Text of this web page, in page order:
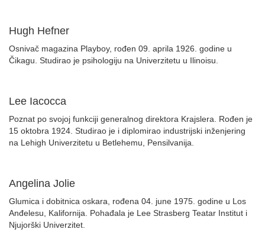
Hugh Hefner
Osnivač magazina Playboy, rođen 09. aprila 1926. godine u
Čikagu. Studirao je psihologiju na Univerzitetu u Ilinoisu.
Lee Iacocca
Poznat po svojoj funkciji generalnog direktora Krajslera. Rođen je
15 oktobra 1924. Studirao je i diplomirao industrijski inženjering
na Lehigh Univerzitetu u Betlehemu, Pensilvanija.
Angelina Jolie
Glumica i dobitnica oskara, rođena 04. june 1975. godine u Los
Anđelesu, Kalifornija. Pohađala je Lee Strasberg Teatar Institut i
Njujorški Univerzitet.